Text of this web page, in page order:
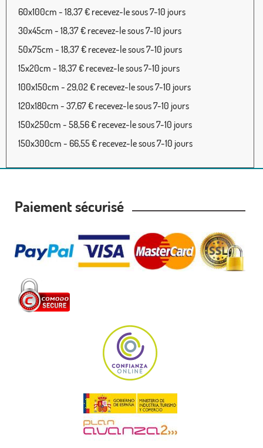
60x100cm - 18,37 € recevez-le sous 7-10 jours
30x45cm - 18,37 € recevez-le sous 7-10 jours
50x75cm - 18,37 € recevez-le sous 7-10 jours
15x20cm - 18,37 € recevez-le sous 7-10 jours
100x150cm - 29,02 € recevez-le sous 7-10 jours
120x180cm - 37,67 € recevez-le sous 7-10 jours
150x250cm - 58,56 € recevez-le sous 7-10 jours
150x300cm - 66,55 € recevez-le sous 7-10 jours
Paiement sécurisé